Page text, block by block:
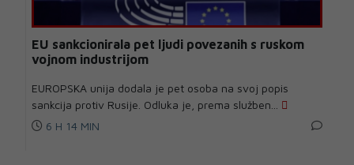
EU sankcionirala pet ljudi povezanih s ruskom
vojnom industrijom
EUROPSKA unija dodala je pet osoba na svoj popis
sankcija protiv Rusije. Odluka je, prema služben...
6 H 14 MIN